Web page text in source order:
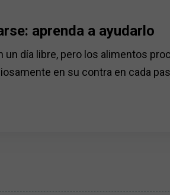
aprenda a ayudarlo
día libre, pero los alimentos
en su contra en cada